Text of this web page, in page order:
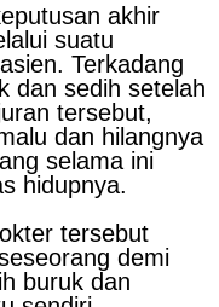
akhir
suatu
Terkadang
dan sedih setelah
tersebut,
dan hilangnya
selama ini
hidupnya.
tersebut
demi
buruk dan